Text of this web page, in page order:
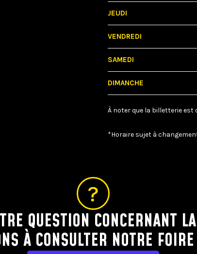
JEUDI
VENDREDI
SAMEDI
DIMANCHE
À noter que la billetterie est
*Horaire sujet à
QUESTION CONCERNANT
À CONSULTER NOTRE